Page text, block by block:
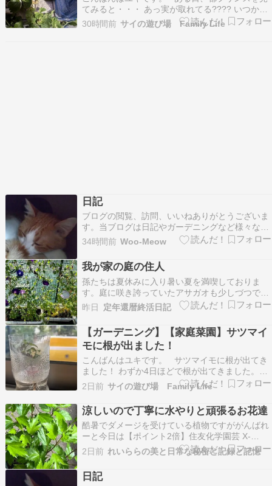
てみると・・・ あっ実が取れてる???? いつから
だろう？ (੭ु´･ω･`)੭ु⁾⁾ ﾅﾝﾃｺｯﾀ とりあえず収穫
しました。美味しといいけど・・・きっとまだ生
30時間前 サイの遊び場 Family Life
日記
ブログの閲覧、訪問、いいねありがとうございま
す。当ブログは日記やガーデニングなど様々なも
のを書き残しているブログです。たまにリブログ
もさせて頂いています。フォロー等お好きにどう
ぞ。ランキング参加しています。 良ければクリッ
クお願いします。 美しさは土台から 少し前から
まずは身体…
34時間前 Woo-Meow
我が家の庭の住人
孫たちは夏休みに入り暑い夏を満喫しておりま
す。庭に咲き誇っていたアサガオも少しづつでは
ありますがピークを過ぎ来年の為に種を作りつつ
ある中で生命の果敢なさと営みを感じます。そう
した中で暑さから逃れるために我が家の庭の住人
でありカエルはエアコンの空調を必要としないエ
コなアサガオの花の…
昨日 定年還暦終活日記
【ガーデニング】【家庭菜園】サツマイ
モに根が出ました！
こんばんはユキです。 サツマイモに根が出てき
ました！ わずか4日ほどで根が出てきました。こ
れは外に植えます 袋が3つ余っているから、あと
2回繰り返そうと思います。 t-s-
life.hatenablog.com t-s-life.hatenablog.co…
2日前 サイの遊び場 Family Life
涼しいので丁寧に水やりと頑張るお花達
酷暑でダメージを受けている植物ですががんばれ
ーと今日は【ポイント2倍】住友化学園芸 X-
ENERGY 600ml 希釈液エックスエナジー 活力液
品質向上 土質改善 生育促進 植物活性化 植物活性
剤 植物全般 生育 バイオスティミュラント ミネラ
ル補給 草花 観葉植物 野菜 ハ…
2日前 れいららの美と日常な秘密と記録と記憶
日記